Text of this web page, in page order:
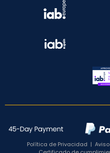
Política de Privacidad |